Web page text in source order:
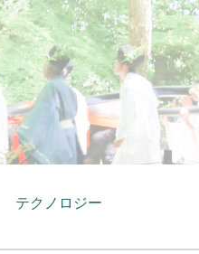
content
テクノロジー